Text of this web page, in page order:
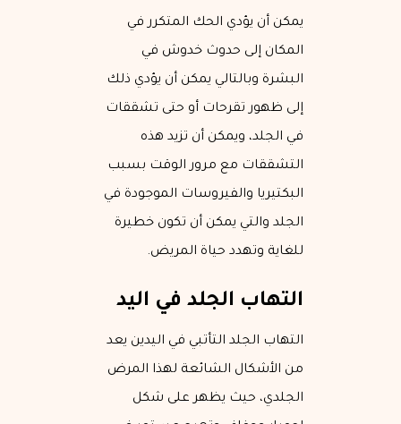
يمكن أن يؤدي الحك المتكرر في
المكان إلى حدوث خدوش في
البشرة وبالتالي يمكن أن يؤدي ذلك
إلى ظهور تقرحات أو حتى تشققات
في الجلد، ويمكن أن تزيد هذه
التشققات مع مرور الوقت بسبب
البكتيريا والفيروسات الموجودة في
الجلد والتي يمكن أن تكون خطيرة
للغاية وتهدد حياة المريض.
التهاب الجلد في اليد
التهاب الجلد التأتبي في اليدين يعد
من الأشكال الشائعة لهذا المرض
الجلدي، حيث يظهر على شكل